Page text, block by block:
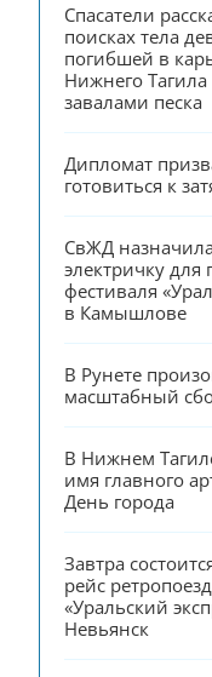
Спасатели
поисках тела
погибшей в
Нижнего
завалами песка
Дипломат
готовиться к
СвЖД
электричку для
фестиваля
в Камышлове
В Рунете
масштабный
В Нижнем
имя главного
День города
Завтра
рейс
«Уральский
Невьянск